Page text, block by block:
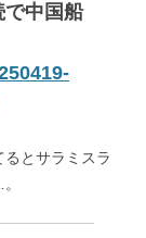
で中国船
とサラミスラ